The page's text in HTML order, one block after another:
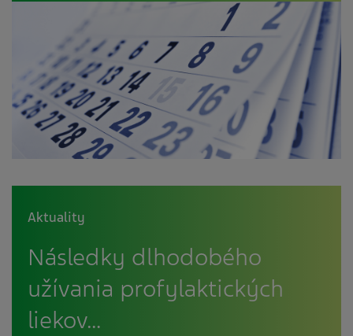
Aktuality
Následky dlhodobého
užívania profylaktických
liekov…